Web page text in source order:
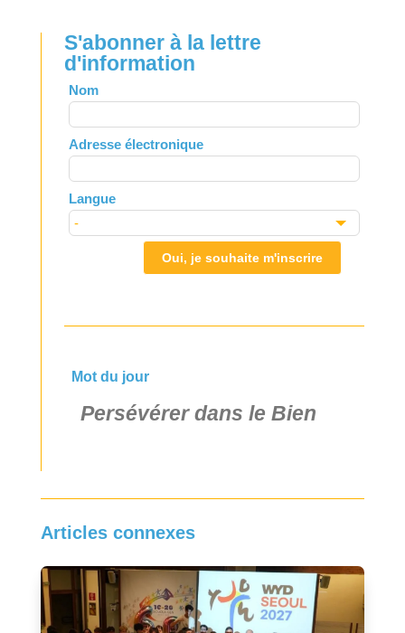
S'abonner à la lettre
d'information
Leave
this
field
blank
Nom
Adresse électronique
Langue
Oui, je souhaite m'inscrire
Mot du jour
Persévérer dans le Bien
Articles connexes